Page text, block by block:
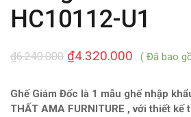
HC10112-U1
6.240.000
₫ 4.320.000
₫ ( Đã bao
Ghế Giám Đốc là 1 mẫu ghế nhập
THẤT AMA FURNITURE , với thiết kế